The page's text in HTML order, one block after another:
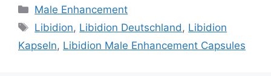
Categories
Male Enhancement
Tags
Libidion, Libidion Deutschland , Libidion
Kapseln, Libidion Male Enhancement Capsules